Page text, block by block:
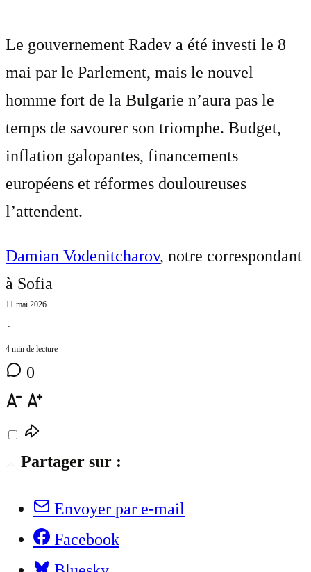
Le gouvernement Radev a été investi le 8
mai par le Parlement, mais le nouvel
homme fort de la Bulgarie n’aura pas le
temps de savourer son triomphe. Budget,
inflation galopantes, financements
européens et réformes douloureuses
l’attendent.
Damian Vodenitcharov, notre correspondant
à Sofia
11 mai 2026
⋅
4 min de lecture
0
Partager sur :
Envoyer par e-mail
Facebook